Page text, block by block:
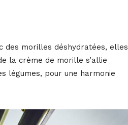
des morilles déshydratées, elles
la crème de morille s’allie
légumes, pour une harmonie